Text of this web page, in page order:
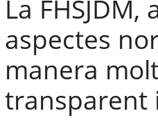
La
aspectes
manera
transparent